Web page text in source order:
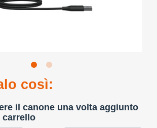
così:
il canone una volta aggiunto
carrello